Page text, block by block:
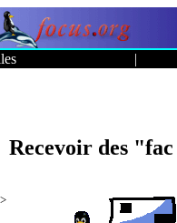
|
Recevoir des